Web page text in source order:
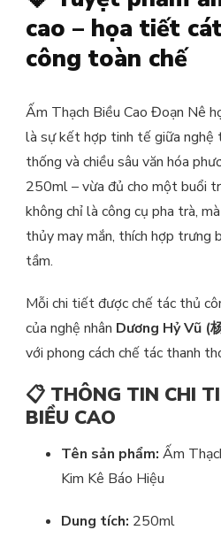
cao – họa tiết
công toàn chế
Ấm Thạch Biều Cao Đoạn Nê
là sự kết hợp tinh tế giữa
thống và chiều sâu văn hóa
250ml – vừa đủ cho một buổi
không chỉ là công cụ pha trà,
thủy may mắn, thích hợp trưng
tầm.
Mỗi chi tiết được chế tác thủ
của nghệ nhân Dương Hỷ Vũ (
với phong cách chế tác thanh
📋 THÔNG TIN CHI
BIỀU CAO
Tên sản phẩm: Ấm
Kim Kê Báo Hiệu
Dung tích: 250ml